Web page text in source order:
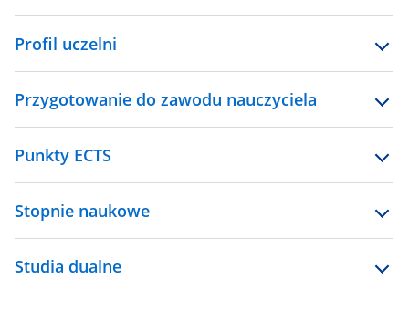
Profil uczelni
Przygotowanie do zawodu nauczyciela
Punkty ECTS
Stopnie naukowe
Studia dualne